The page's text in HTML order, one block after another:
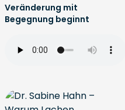
Veränderung mit
Begegnung beginnt